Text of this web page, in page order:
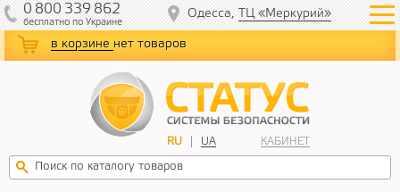
в корзине нет товаров
RU UA КАБИНЕТ
0 800 339 862
бесплатнопо Украине
Одесса, ТЦ «Меркурий»